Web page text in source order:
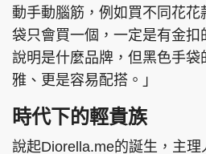
動手動腦筋，例如買不同花
袋只會買一個，一定是有金扣
說明是什麼品牌，但黑色手袋
雅、更是容易配搭。」
時代下的輕貴族
說起Diorella.me的誕生，主